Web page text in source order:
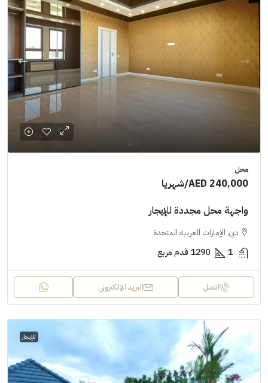
محل
AED 240,000/شهريا
واجهة محل مجددة للإيجار
دبي, الإمارات العربية المتحدة
1
1290 قدم مربع
اتصل البريد الإلكتروني
للإيجار